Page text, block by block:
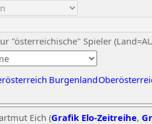
"österreichische" Spieler
Burgenland
Eich (Grafik Elo-Zeitreihe,